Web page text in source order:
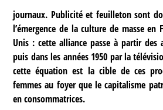
journaux. Publicité et feuilleton sont
l’émergence de la culture de masse en
Unis : cette alliance passe à partir des
puis dans les années 1950 par la
cette équation est la cible de ces
femmes au foyer que le capitalisme
en consommatrices.